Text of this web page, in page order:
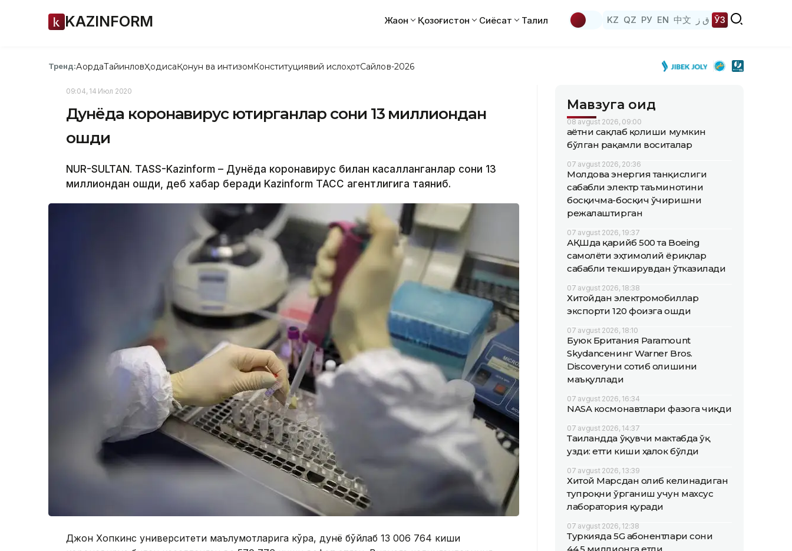
KAZINFORM Жаҳон Қозоғистон Сиёсат Таҳлил KZ QZ РУ EN 中文 ق ز ЎЗ
Тренд:АқордаТайинловҲодисаҚонун ва интизомКонституциявий ислоҳотСайлов-2026
09:04, 14 Июл 2020
Дунёда коронавирус юқтирганлар сони 13 миллиондан
ошди
NUR-SULTAN. TASS-Kazinform – Дунёда коронавирус билан касалланганлар сони 13
миллиондан ошди, деб хабар беради Kazinform ТАСС агентлигига таяниб.
Джон Хопкинс университети маълумотларига кўра, дунё бўйлаб 13 006 764 киши
Мавзуга оид
08 avgust 2026, 09:00
Ҳаётни сақлаб қолиши мумкин
бўлган рақамли воситалар
07 avgust 2026, 20:36
Молдова энергия танқислиги
сабабли электр таъминотини
босқичма-босқич ўчиришни
режалаштирган
07 avgust 2026, 19:37
АҚШда қарийб 500 та Boeing
самолёти эҳтимолий ёриқлар
сабабли текширувдан ўтказилади
07 avgust 2026, 18:38
Хитойдан электромобиллар
экспорти 120 фоизга ошди
07 avgust 2026, 18:10
Буюк Британия Paramount
Skydanceнинг Warner Bros.
Discoveryни сотиб олишини
маъқуллади
07 avgust 2026, 16:34
NASA космонавтлари фазога чиқди
07 avgust 2026, 14:37
Таиландда ўқувчи мактабда ўқ
узди: етти киши ҳалок бўлди
07 avgust 2026, 13:39
Хитой Марсдан олиб келинадиган
тупроқни ўрганиш учун махсус
лаборатория қуради
07 avgust 2026, 12:38
Туркияда 5G абонентлари сони